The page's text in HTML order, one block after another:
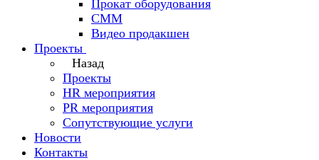
Прокат оборудования
СММ
Видео продакшен
Проекты
Назад
Проекты
HR мероприятия
PR мероприятия
Сопутствующие услуги
Новости
Контакты